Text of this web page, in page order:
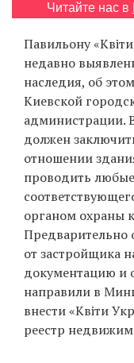
Читайте нас в
Павильону
недавно
наследия, об этом
Киевской
администрации.
должен
отношении
проводить
органом охраны
Предварительно
от застройщика
документацию и
направили в
внести «Квіти
реестр